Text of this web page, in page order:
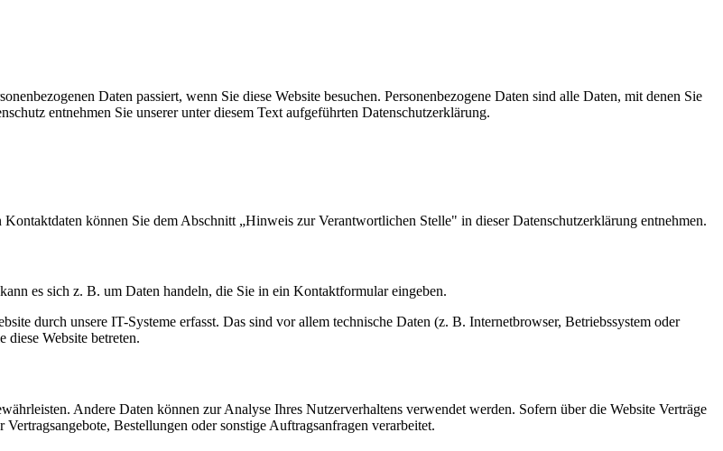
Daten passiert, wenn Sie diese Website besuchen. Personenbezogene Daten sind alle Daten, mit denen Sie
entnehmen Sie unserer unter diesem Text aufgeführten Datenschutzerklärung.
können Sie dem Abschnitt „Hinweis zur Verantwortlichen Stelle" in dieser Datenschutzerklärung entnehmen.
es sich z. B. um Daten handeln, die Sie in ein Kontaktformular eingeben.
durch unsere IT-Systeme erfasst. Das sind vor allem technische Daten (z. B. Internetbrowser, Betriebssystem oder
diese Website betreten.
Andere Daten können zur Analyse Ihres Nutzerverhaltens verwendet werden. Sofern über die Website Verträge
Bestellungen oder sonstige Auftragsanfragen verarbeitet.